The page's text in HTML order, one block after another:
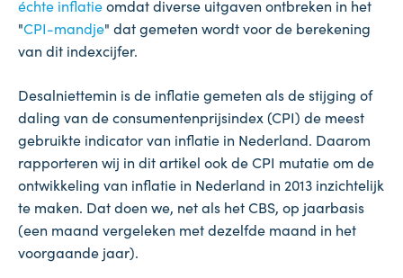
échte inflatieomdat diverse uitgaven ontbreken in het
"CPI-mandje" dat gemeten wordt voor de berekening
van dit indexcijfer.
Desalniettemin is de inflatie gemeten als de stijging of
daling van de consumentenprijsindex (CPI) de meest
gebruikte indicator van inflatie in Nederland. Daarom
rapporteren wij in dit artikel ook de CPI mutatie om de
ontwikkeling van inflatie in Nederland in 2013 inzichtelijk
te maken. Dat doen we, net als het CBS, op jaarbasis
(een maand vergeleken met dezelfde maand in het
voorgaande jaar).